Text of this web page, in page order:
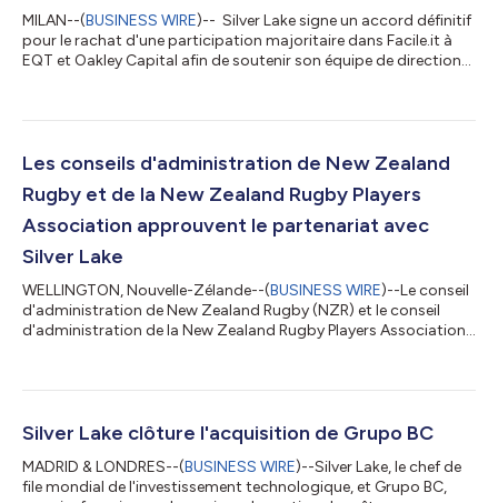
MILAN--(BUSINESS WIRE)-- Silver Lake signe un accord définitif
pour le rachat d'une participation majoritaire dans Facile.it à
EQT et Oakley Capital afin de soutenir son équipe de direction
investissements technologiques, annonce avoir conclu un
dans Facile.it ("Facile"), le leader italien de la...
Les conseils d'administration de New Zealand
Rugby et de la New Zealand Rugby Players
Association approuvent le partenariat avec
Silver Lake
WELLINGTON, Nouvelle-Zélande--(BUSINESS WIRE)--Le conseil
d'administration de New Zealand Rugby (NZR) et le conseil
d'administration de la New Zealand Rugby Players Association
pour investir dans la discipline à tous les niveaux, soutenir le
opportunités offertes par les technologies numériques. Ce
Silver Lake clôture l'acquisition de Grupo BC
MADRID & LONDRES--(BUSINESS WIRE)--Silver Lake, le chef de
file mondial de l'investissement technologique, et Grupo BC,